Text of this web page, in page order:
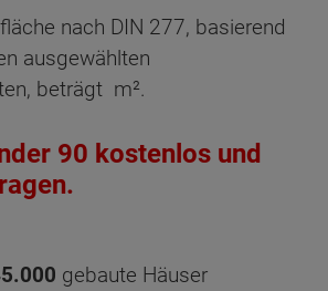
nach DIN 277, basierend
ausgewählten
beträgt m².
90 kostenlos und
gebaute Häuser